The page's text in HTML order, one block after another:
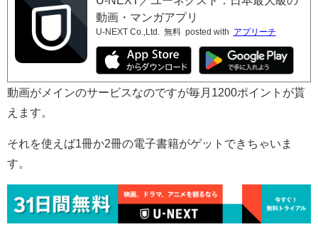
動画・マンガアプリ
U-NEXT Co.,Ltd. 無料 posted with アプリーチ
動画がメインのサービスなのですが毎月1200ポイントが貰
えます。
それを使えば1冊か2冊の電子書籍がゲットできちゃいま
す。